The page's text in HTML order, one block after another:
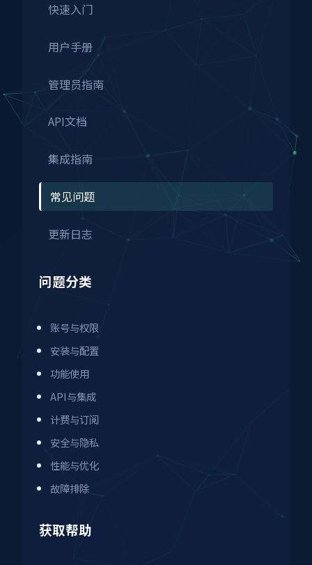
快速入门
用户手册
管理员指南
API文档
集成指南
常见问题
更新日志
问题分类
账号与权限
安装与配置
功能使用
API与集成
计费与订阅
安全与隐私
性能与优化
故障排除
获取帮助